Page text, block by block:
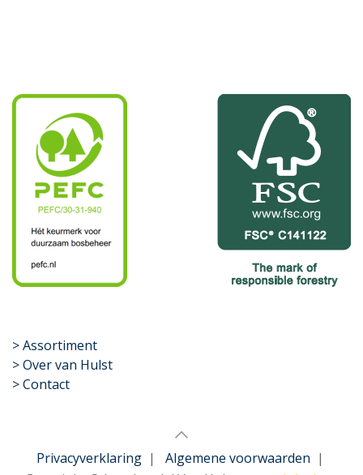
​>Assortiment
> Over van Hulst
> Contact
Privacyverklaring| Algemene voorwaarden |